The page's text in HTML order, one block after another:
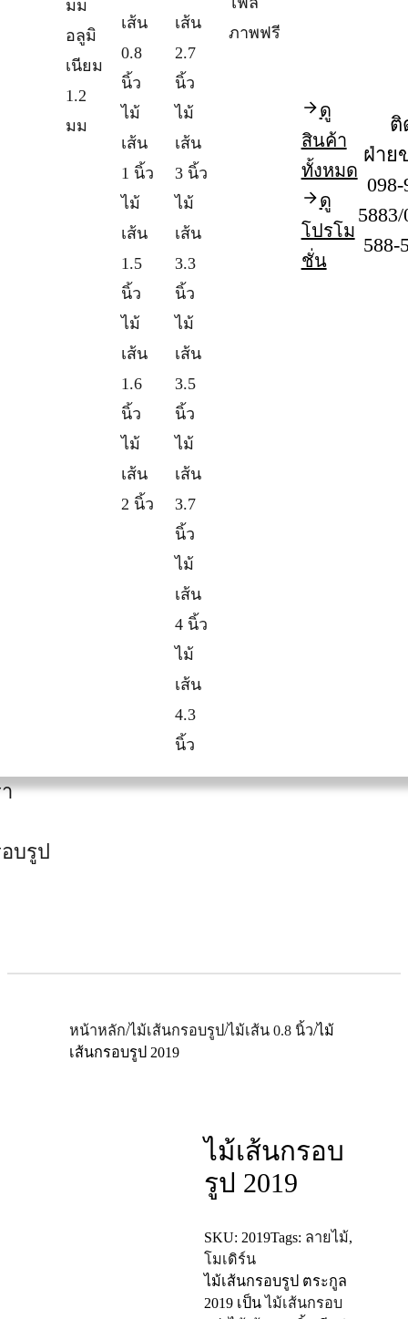
มม
อลูมิ
เนียม
1.2
มม
เส้น
0.8
นิ้ว
ไม้
เส้น
1 นิ้ว
ไม้
เส้น
1.5
นิ้ว
ไม้
เส้น
1.6
นิ้ว
ไม้
เส้น
2 นิ้ว
เส้น
2.7
นิ้ว
ไม้
เส้น
3 นิ้ว
ไม้
เส้น
3.3
นิ้ว
ไม้
เส้น
3.5
นิ้ว
ไม้
เส้น
3.7
นิ้ว
ไม้
เส้น
4 นิ้ว
ไม้
เส้น
4.3
นิ้ว
ภาพฟรี
ดู
สินค้า
ทั้งหมด
ดู
โปรโม
ชั่น
ติ
ฝ่าย
098-
588-
บรูป
หน้าหลัก/ไม้เส้นกรอบรูป/ไม้เส้น 0.8 นิ้ว/ไม้
เส้นกรอบรูป 2019
ไม้เส้นกรอบ
รูป 2019
SKU: 2019Tags: ลายไม้,
โมเดิร์น
ไม้เส้นกรอบรูป ตระกูล
2019 เป็น ไม้เส้นกรอบ